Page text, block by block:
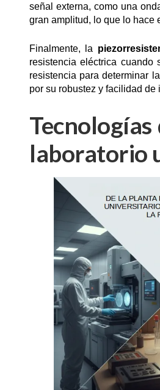
señal externa, como una
gran amplitud, lo que lo hace
Finalmente, la
resistencia eléctrica
resistencia para determinar
por su robustez y facilidad
laboratorio